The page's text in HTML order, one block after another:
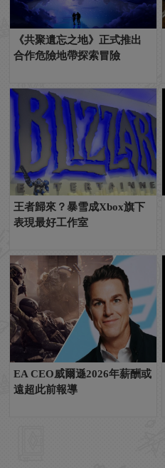
《共聚遺忘之地》正式推出
合作危險地帶探索冒險
王者歸來？暴雪成Xbox旗下
表現最好工作室
EA CEO威爾遜2026年薪酬或
遠超此前報導